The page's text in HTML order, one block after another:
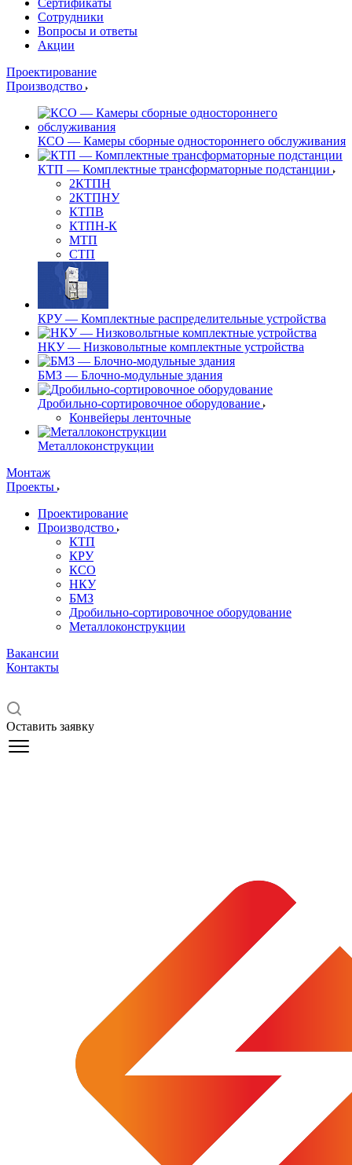
Сертификаты
Сотрудники
Вопросы и ответы
Акции
Проектирование
Производство
КСО — Камеры сборные одностороннего обслуживания
КТП — Комплектные трансформаторные подстанции
2КТПН
2КТПНУ
КТПВ
КТПН-К
МТП
СТП
КРУ — Комплектные распределительные устройства
НКУ — Низковольтные комплектные устройства
БМЗ — Блочно-модульные здания
Дробильно-сортировочное оборудование
Конвейеры ленточные
Металлоконструкции
Монтаж
Проекты
Проектирование
Производство
КТП
КРУ
КСО
НКУ
БМЗ
Дробильно-сортировочное оборудование
Металлоконструкции
Вакансии
Контакты
Оставить заявку